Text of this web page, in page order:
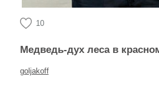
10
Медведь-дух леса в
goljakoff